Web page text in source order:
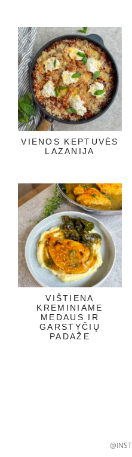
VIENOS KEPTUVĖS
LAZANIJA
VIŠTIENA
KREMINIAME
MEDAUS IR
GARSTYČIŲ
PADAŽE